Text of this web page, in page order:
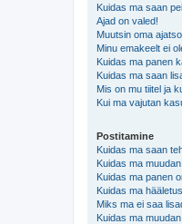
Kuidas ma saan
Ajad on valed!
Muutsin oma
Minu emakeelt ei
Kuidas ma panen
Kuidas ma saan
Mis on mu tiitel ja
Kui ma vajutan
Postitamine
Kuidas ma saan
Kuidas ma
Kuidas ma panen
Kuidas ma
Miks ma ei saa
Kuidas ma